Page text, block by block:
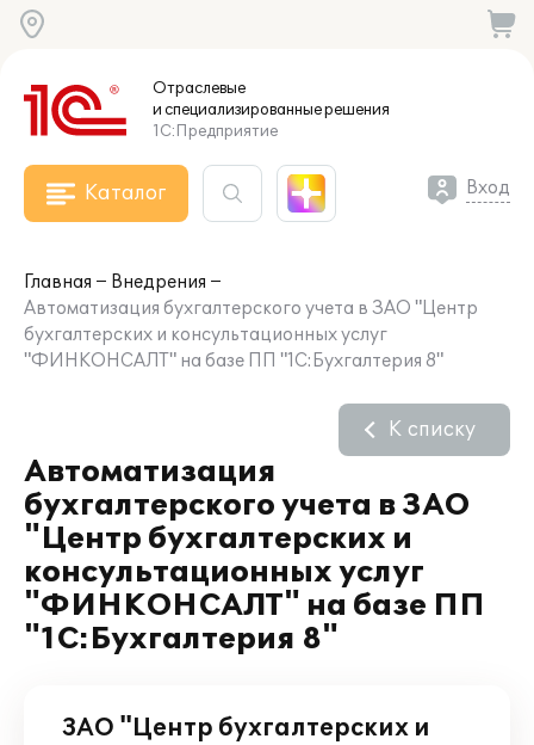
Отраслевые
и специализированныерешения
1С:Предприятие
Каталог Вход
Главная
Внедрения
Автоматизация бухгалтерского учета в ЗАО "Центр
бухгалтерских и консультационных услуг
"ФИНКОНСАЛТ" на базе ПП "1С:Бухгалтерия 8"
Автоматизация
бухгалтерского учета в ЗАО
"Центр бухгалтерских и
консультационных услуг
"ФИНКОНСАЛТ" на базе ПП
"1С:Бухгалтерия 8"
К списку
ЗАО "Центр бухгалтерских и